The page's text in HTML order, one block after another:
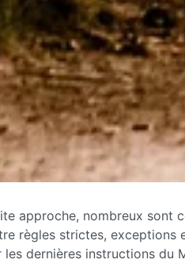
approche, nombreux
règles strictes,
les dernières instructions